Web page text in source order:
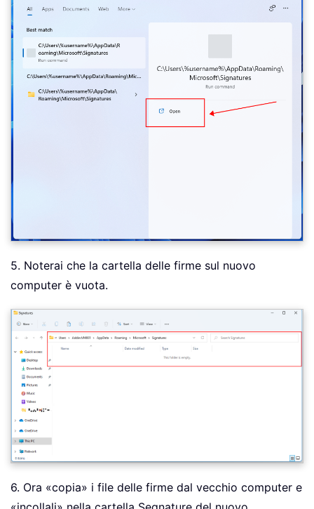
5. Noterai che la cartella delle firme sul nuovo
computer è vuota.
6. Ora «copia» i file delle firme dal vecchio computer e